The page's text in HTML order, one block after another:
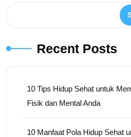
Recent Posts
10 Tips Hidup Sehat untuk
Fisik dan Mental Anda
10 Manfaat Pola Hidup Sehat